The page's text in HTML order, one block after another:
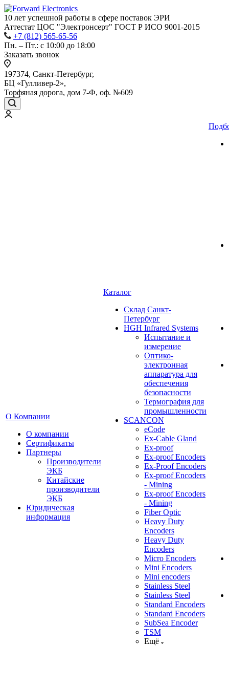
10 лет успешной работы в сфере поставок ЭРИ
Аттестат ЦОС "Электронсерт" ГОСТ Р ИСО 9001-2015
+7 (812) 565-65-56
Пн. – Пт.: с 10:00 до 18:00
Заказать звонок
197374, Санкт-Петербург,
БЦ «Гулливер-2»,
Торфяная дорога, дом 7-Ф, оф. №609
О Компании
О компании
Сертификаты
Партнеры
Производители
ЭКБ
Китайские
производители
ЭКБ
Юридическая
информация
Каталог
Cклад Санкт-
Петербург
HGH Infrared Systems
Испытание и
измерение
Оптико-
электронная
аппаратура для
обеспечения
безопасности
Термография для
промышленности
SCANCON
eCode
Ex-Cable Gland
Ex-proof
Ex-proof Encoders
Ex-Proof Encoders
Ex-proof Encoders
- Mining
Ex-proof Encoders
- Mining
Fiber Optic
Heavy Duty
Encoders
Heavy Duty
Encoders
Micro Encoders
Mini Encoders
Mini encoders
Stainless Steel
Stainless Steel
Standard Encoders
Standard Encoders
SubSea Encoder
TSM
Ещё